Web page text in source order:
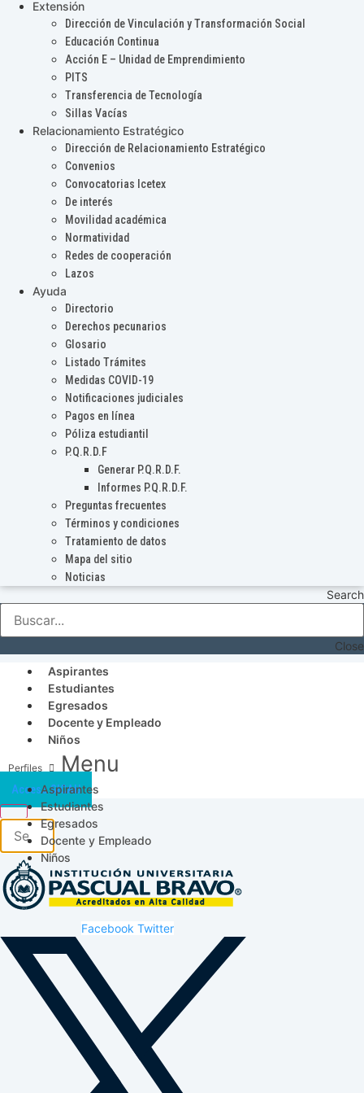
Extensión
Dirección de Vinculación y Transformación Social
Educación Continua
Acción E – Unidad de Emprendimiento
PITS
Transferencia de Tecnología
Sillas Vacías
Relacionamiento Estratégico
Dirección de Relacionamiento Estratégico
Convenios
Convocatorias Icetex
De interés
Movilidad académica
Normatividad
Redes de cooperación
Lazos
Ayuda
Directorio
Derechos pecunarios
Glosario
Listado Trámites
Medidas COVID-19
Notificaciones judiciales
Pagos en línea
Póliza estudiantil
P.Q.R.D.F
Generar P.Q.R.D.F.
Informes P.Q.R.D.F.
Preguntas frecuentes
Términos y condiciones
Tratamiento de datos
Mapa del sitio
Noticias
Search
Close
Aspirantes
Estudiantes
Egresados
Docente y Empleado
Niños
Menu
Aspirantes
Estudiantes
Egresados
Docente y Empleado
Niños
Acceso SICAU
Facebook Twitter